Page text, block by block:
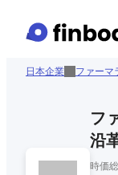
日本企業 ファーマ
フ
沿
時価